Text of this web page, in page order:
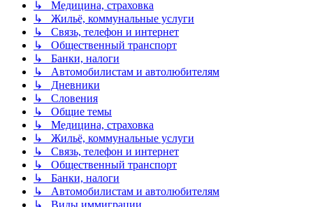
↳ Медицина, страховка
↳ Жильё, коммунальные услуги
↳ Связь, телефон и интернет
↳ Общественный транспорт
↳ Банки, налоги
↳ Автомобилистам и автолюбителям
↳ Дневники
↳ Словения
↳ Общие темы
↳ Медицина, страховка
↳ Жильё, коммунальные услуги
↳ Связь, телефон и интернет
↳ Общественный транспорт
↳ Банки, налоги
↳ Автомобилистам и автолюбителям
↳ Виды иммиграции